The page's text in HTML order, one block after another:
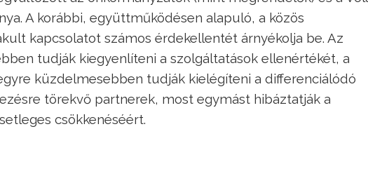
A korábbi, együttműködésen alapuló, a közös
kapcsolatot számos érdekellentét árnyékolja be. Az
tudják kiegyenlíteni a szolgáltatások ellenértékét, a
küzdelmesebben tudják kielégíteni a differenciálódó
törekvő partnerek, most egymást hibáztatják a
csökkenéséért.